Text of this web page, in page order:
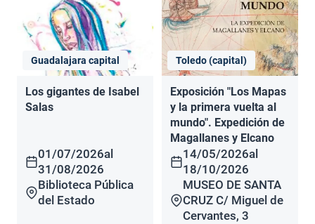
Guadalajara capital
Los gigantes de Isabel
Salas
01/07/2026al
31/08/2026
Biblioteca Pública
del Estado
Toledo (capital)
Exposición "Los Mapas
y la primera vuelta al
mundo". Expedición de
Magallanes y Elcano
14/05/2026al
18/10/2026
MUSEO DE SANTA
CRUZ C/ Miguel de
Cervantes, 3